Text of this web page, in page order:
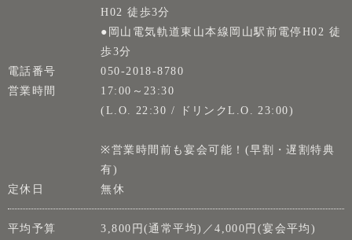
H02 徒歩3分
●岡山電気軌道東山本線岡山駅前電停H02 徒
歩3分
電話番号
050-2018-8780
営業時間
17:00～23:30
(L.O. 22:30 / ドリンクL.O. 23:00)
※営業時間前も宴会可能！(早割・遅割特典
有)
定休日
無休
平均予算
3,800円(通常平均)／4,000円(宴会平均)